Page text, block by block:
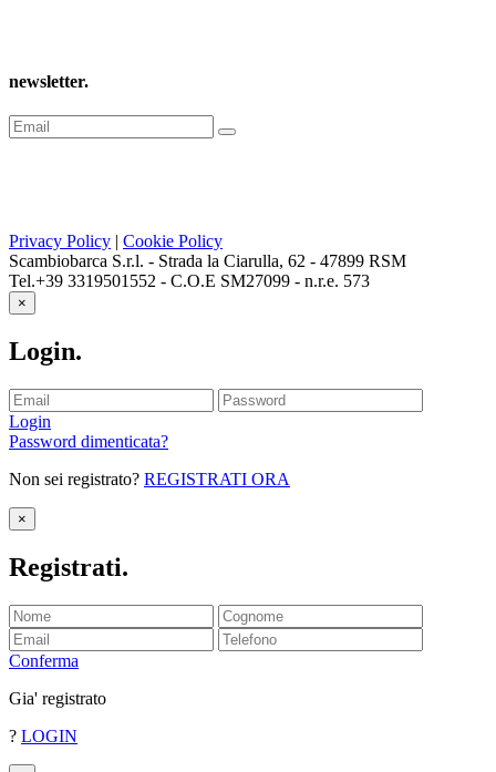
newsletter.
Privacy Policy | Cookie Policy
Scambiobarca S.r.l. - Strada la Ciarulla, 62 - 47899 RSM
Tel.+39 3319501552 - C.O.E SM27099 - n.r.e. 573
×
Login.
Login
Password dimenticata?
Non sei registrato? REGISTRATI ORA
×
Registrati.
Conferma
Gia' registrato
? LOGIN